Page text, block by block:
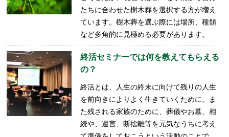
たちに合わせた樹木葬を選択する方が増え
ています。樹木葬を選ぶ際には場所、種類
など多角的に見極める必要があります。
終活セミナーでは何を教えてもらえる
の？
終活とは、人生の終末に向けて残りの人生
を前向きによりよく生きていくために、ま
た残される家族のために、葬儀やお墓、相
続や、遺言、断捨離等を元気なうちに考え